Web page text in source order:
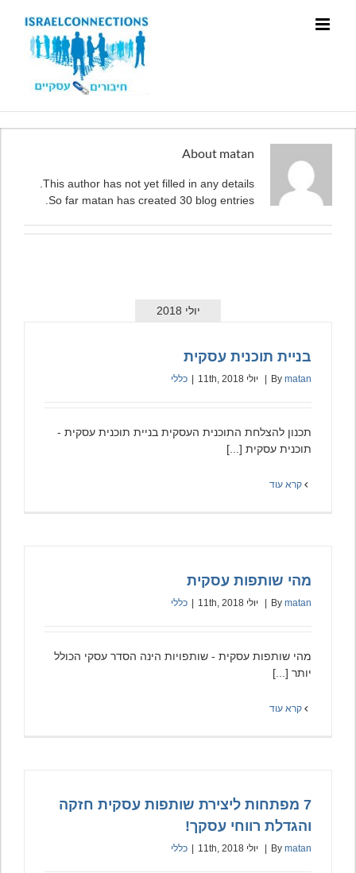
About matan
This author has not yet filled in any details.
So far matan has created 30 blog entries.
יולי 2018
בניית תוכנית עסקית
By matan יולי 11th, 2018 כללי
תכנון להצלחת התוכנית העסקית בניית תוכנית עסקית -
תוכנית עסקית [...]
קרא עוד
מהי שותפות עסקית
By matan יולי 11th, 2018 כללי
מהי שותפות עסקית - שותפויות הינה הסדר עסקי הכולל
יותר [...]
קרא עוד
7 מפתחות ליצירת שותפות עסקית חזקה
והגדלת רווחי עסקך!
By matan יולי 11th, 2018 כללי